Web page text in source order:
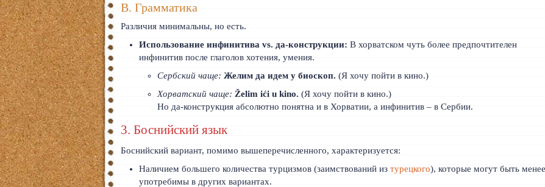
В. Грамматика
Различия минимальны, но есть.
Использование инфинитива vs. да-конструкции: В хорватском чуть более предпочтителен
инфинитив после глаголов хотения, умения.
Сербский чаще: Желим да идем у биоскоп. (Я хочу пойти в кино.)
Хорватский чаще: Želim ići u kino. (Я хочу пойти в кино.)
Но да-конструкция абсолютно понятна и в Хорватии, а инфинитив – в Сербии.
3. Боснийский язык
Боснийский вариант, помимо вышеперечисленного, характеризуется:
Наличием большего количества турцизмов (заимствований изтурецкого), которые могут быть менее
употребимы в других вариантах.